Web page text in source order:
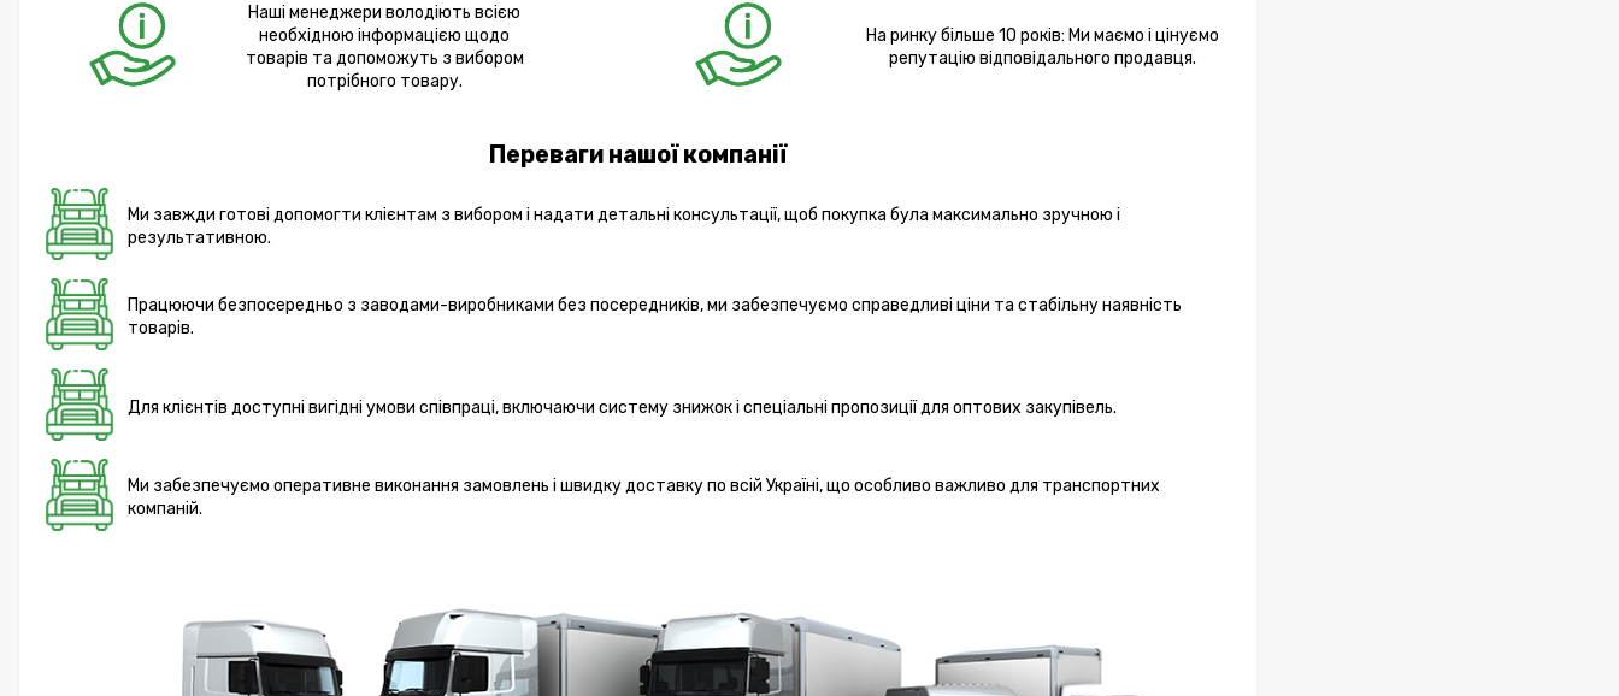
Наші менеджери володіють всією
необхідною інформацією щодо
товарів та допоможуть з вибором
потрібного товару.
На ринку більше 10 років: Ми маємо і цінуємо
репутацію відповідального продавця.
Переваги нашої компанії
Ми завжди готові допомогти клієнтам з вибором і надати детальні консультації, щоб покупка була максимально зручною і
результативною.
Працюючи безпосередньо з заводами-виробниками без посередників, ми забезпечуємо справедливі ціни та стабільну наявність
товарів.
Для клієнтів доступні вигідні умови співпраці, включаючи систему знижок і спеціальні пропозиції для оптових закупівель.
Ми забезпечуємо оперативне виконання замовлень і швидку доставку по всій Україні, що особливо важливо для транспортних
компаній.